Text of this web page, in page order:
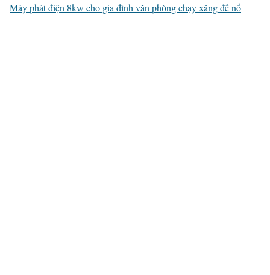
Máy phát điện 8kw cho gia đình văn phòng chạy xăng đề nổ